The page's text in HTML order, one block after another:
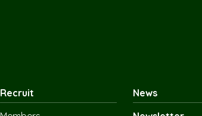
Recruit
News